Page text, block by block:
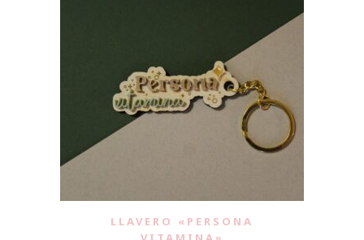
LLAVERO «PERSONA